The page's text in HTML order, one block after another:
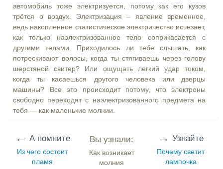
автомобиль тоже электризуется, потому как его кузов
трётся о воздух. Электризация – явление временное,
ведь накопленное статистическое электричество исчезает,
как только наэлектризованное тело соприкасается с
другими телами. Приходилось ли тебе слышать, как
потрескивают волосы, когда ты стягиваешь через голову
шерстяной свитер? Или ощущать легкий удар током,
когда ты касаешься другого человека или дверцы
машины? Все это происходит потому, что электроны
свободно переходят с наэлектризованного предмета на
тебя — как маленькие молнии.
← А помните
Из чего состоит
пламя
Вы узнали:
Как возникает
молния
→ Узнайте
Почему светит
лампочка